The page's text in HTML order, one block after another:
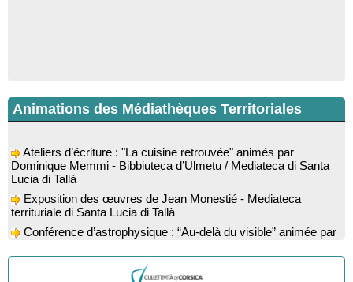
Animations des Médiathèques Territoriales
Dominique Memmi - Bibbiuteca d’Ulmetu / Mediateca di Santa
Lucia di Tallà
territuriale di Santa Lucia di Tallà
l’astrophysicien Paul Guerrini - Médiathèque - Pitretu è
Exposition des œuvres de Dominique Malberti Morin :